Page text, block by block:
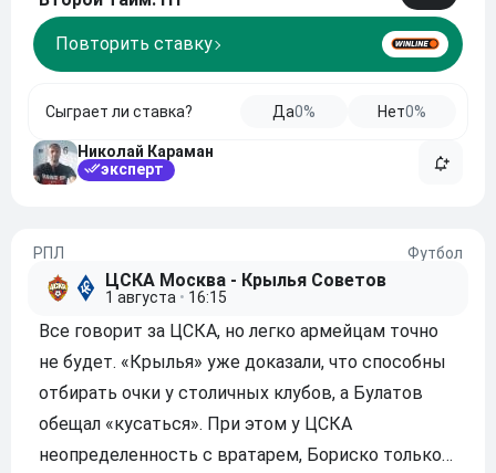
сохран
Повторить ставку
Сыграет ли ставка? Да0% Нет0%
Николай Караман
эксперт
РПЛ Футбол
ЦСКА Москва - Крылья Советов
1 августа • 16:15
Все говорит за ЦСКА, но легко армейцам точно
не будет. «Крылья» уже доказали, что способны
отбирать очки у столичных клубов, а Булатов
обещал «кусаться». При этом у ЦСКА
неопределенность с вратарем, Бориско только